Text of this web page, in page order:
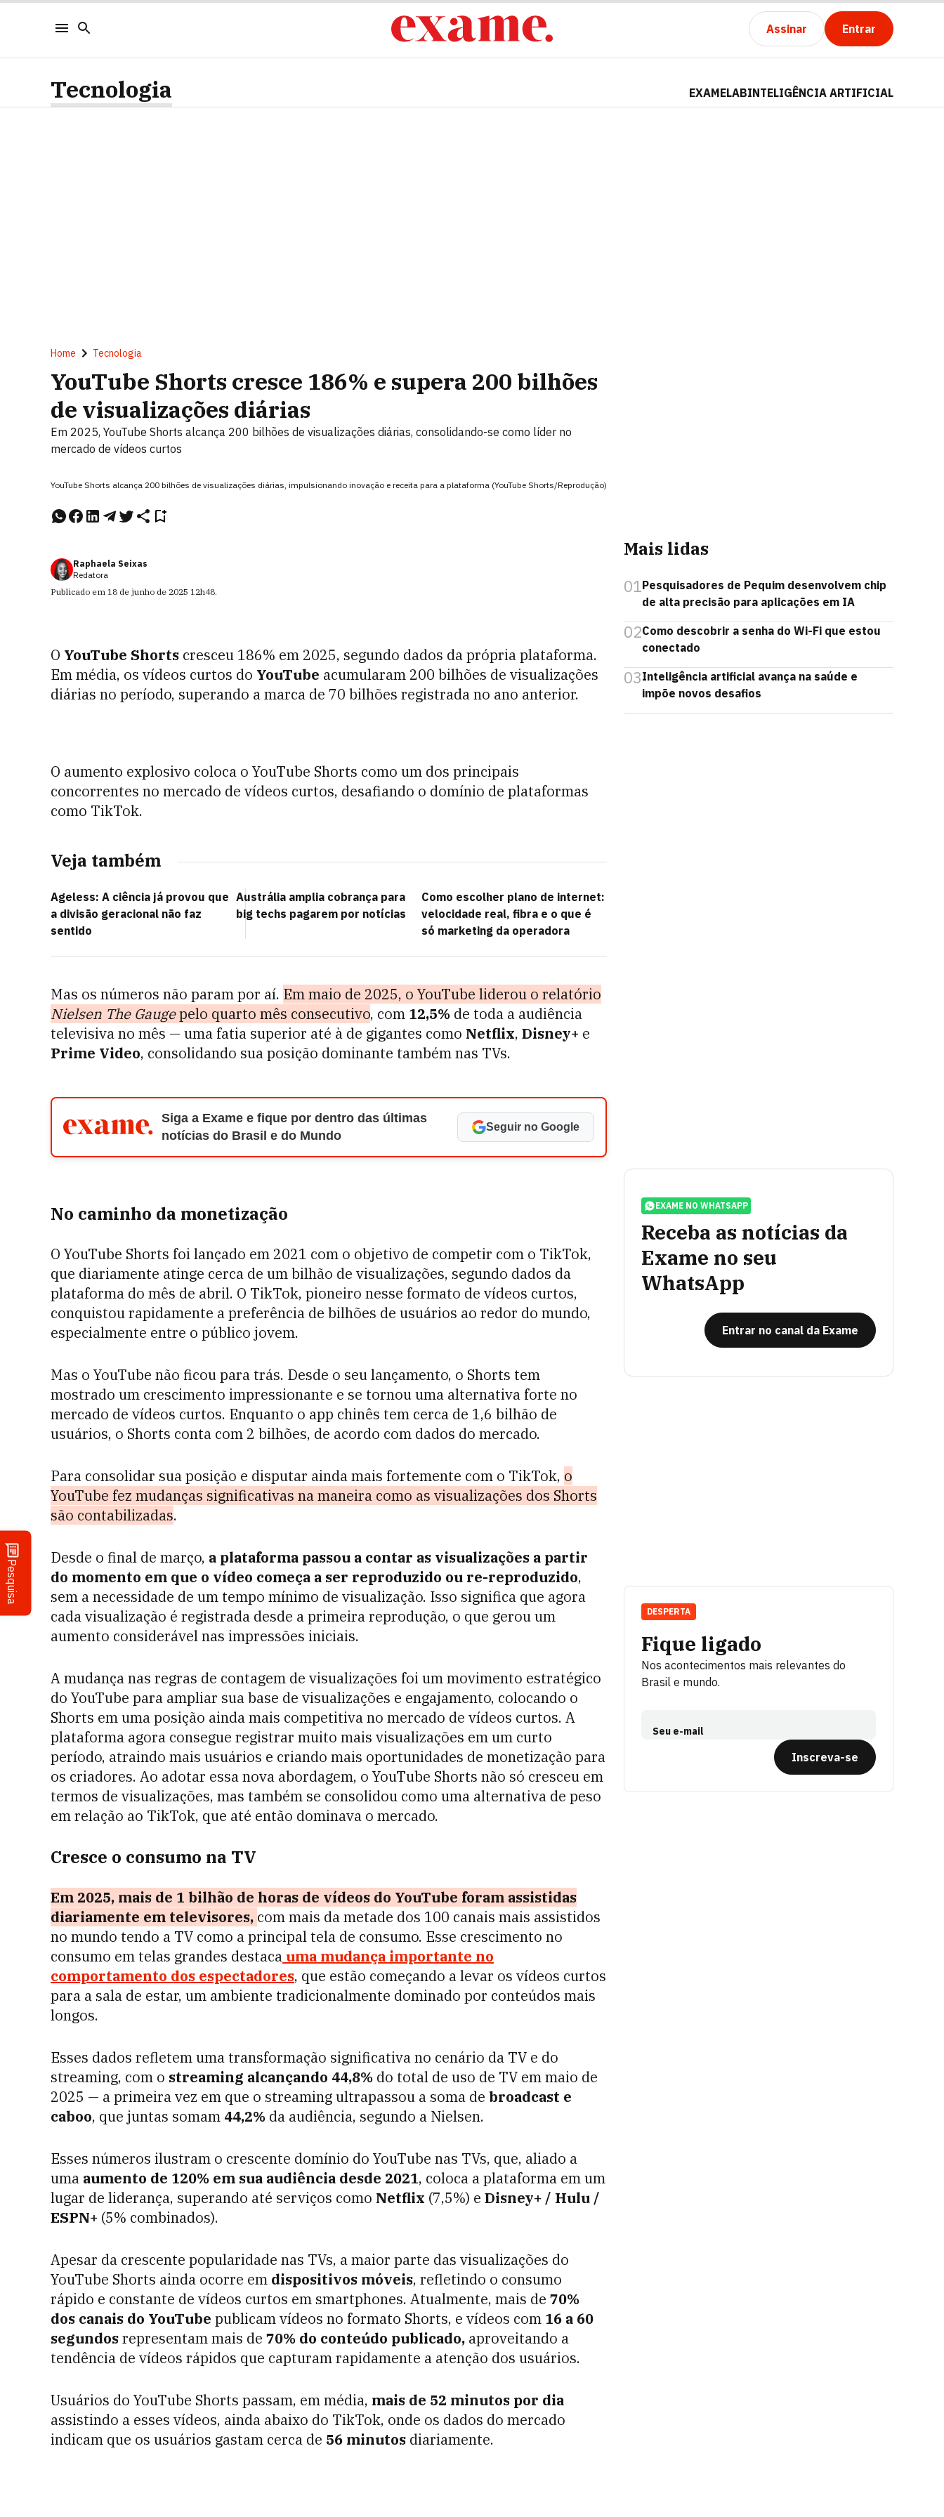
Assinar Entrar
Pesquisa
Tecnologia EXAMELABINTELIGÊNCIA ARTIFICIAL
Home Tecnologia
YouTube Shorts cresce 186% e supera 200 bilhões
de visualizações diárias
Em 2025, YouTube Shorts alcança 200 bilhões de visualizações diárias, consolidando-se como líder no
mercado de vídeos curtos
YouTube Shorts alcança 200 bilhões de visualizações diárias, impulsionando inovação e receita para a plataforma (YouTube Shorts/Reprodução)
Raphaela Seixas
Redatora
Publicado em 18 de junho de 2025 12h48.
O YouTube Shorts cresceu 186% em 2025, segundo dados da própria plataforma.
Em média, os vídeos curtos do YouTube acumularam 200 bilhões de visualizações
diárias no período, superando a marca de 70 bilhões registrada no ano anterior.
O aumento explosivo coloca o YouTube Shorts como um dos principais
concorrentes no mercado de vídeos curtos, desafiando o domínio de plataformas
como TikTok.
Veja também
Ageless: A ciência já provou que
a divisão geracional não faz
sentido
Austrália amplia cobrança para
big techs pagarem por notícias
Como escolher plano de internet:
velocidade real, fibra e o que é
só marketing da operadora
Mas os números não param por aí. Em maio de 2025, o YouTube liderou o relatório
Nielsen The Gaugepelo quarto mês consecutivo, com 12,5% de toda a audiência
televisiva no mês — uma fatia superior até à de gigantes como Netflix, Disney+ e
Prime Video, consolidando sua posição dominante também nas TVs.
Siga a Exame e fique por dentro das últimas
notícias do Brasil e do Mundo
Seguir no Google
No caminho da monetização
O YouTube Shorts foi lançado em 2021 com o objetivo de competir com o TikTok,
que diariamente atinge cerca de um bilhão de visualizações, segundo dados da
plataforma do mês de abril. O TikTok, pioneiro nesse formato de vídeos curtos,
conquistou rapidamente a preferência de bilhões de usuários ao redor do mundo,
especialmente entre o público jovem.
Mas o YouTube não ficou para trás. Desde o seu lançamento, o Shorts tem
mostrado um crescimento impressionante e se tornou uma alternativa forte no
mercado de vídeos curtos. Enquanto o app chinês tem cerca de 1,6 bilhão de
usuários, o Shorts conta com 2 bilhões, de acordo com dados do mercado.
Para consolidar sua posição e disputar ainda mais fortemente com o TikTok, o
YouTube fez mudanças significativas na maneira como as visualizações dos Shorts
são contabilizadas.
Desde o final de março, a plataforma passou a contar as visualizações a partir
do momento em que o vídeo começa a ser reproduzido ou re-reproduzido,
sem a necessidade de um tempo mínimo de visualização. Isso significa que agora
cada visualização é registrada desde a primeira reprodução, o que gerou um
aumento considerável nas impressões iniciais.
A mudança nas regras de contagem de visualizações foi um movimento estratégico
do YouTube para ampliar sua base de visualizações e engajamento, colocando o
Shorts em uma posição ainda mais competitiva no mercado de vídeos curtos. A
plataforma agora consegue registrar muito mais visualizações em um curto
período, atraindo mais usuários e criando mais oportunidades de monetização para
os criadores. Ao adotar essa nova abordagem, o YouTube Shorts não só cresceu em
termos de visualizações, mas também se consolidou como uma alternativa de peso
em relação ao TikTok, que até então dominava o mercado.
Cresce o consumo na TV
Em 2025, mais de 1 bilhão de horas de vídeos do YouTube foram assistidas
diariamente em televisores, com mais da metade dos 100 canais mais assistidos
no mundo tendo a TV como a principal tela de consumo. Esse crescimento no
consumo em telas grandes destacauma mudança importante no
comportamento dos espectadores, que estão começando a levar os vídeos curtos
para a sala de estar, um ambiente tradicionalmente dominado por conteúdos mais
longos.
Esses dados refletem uma transformação significativa no cenário da TV e do
streaming, com o streaming alcançando 44,8% do total de uso de TV em maio de
2025 — a primeira vez em que o streaming ultrapassou a soma de broadcast e
caboo, que juntas somam 44,2% da audiência, segundo a Nielsen.
Esses números ilustram o crescente domínio do YouTube nas TVs, que, aliado a
uma aumento de 120% em sua audiência desde 2021, coloca a plataforma em um
lugar de liderança, superando até serviços como Netflix (7,5%) e Disney+ / Hulu /
ESPN+ (5% combinados).
Apesar da crescente popularidade nas TVs, a maior parte das visualizações do
YouTube Shorts ainda ocorre em dispositivos móveis, refletindo o consumo
rápido e constante de vídeos curtos em smartphones. Atualmente, mais de 70%
dos canais do YouTube publicam vídeos no formato Shorts, e vídeos com 16 a 60
segundosrepresentam mais de 70% do conteúdo publicado, aproveitando a
tendência de vídeos rápidos que capturam rapidamente a atenção dos usuários.
Usuários do YouTube Shorts passam, em média, mais de 52 minutos por dia
assistindo a esses vídeos, ainda abaixo do TikTok, onde os dados do mercado
indicam que os usuários gastam cerca de 56 minutos diariamente.
Mais lidas
01Pesquisadores de Pequim desenvolvem chip
de alta precisão para aplicações em IA
02Como descobrir a senha do Wi-Fi que estou
conectado
03Inteligência artificial avança na saúde e
impõe novos desafios
EXAME NO WHATSAPP
Receba as notícias da
Exame no seu
WhatsApp
Entrar no canal da Exame
Fique ligado
Nos acontecimentos mais relevantes do
Brasil e mundo.
Seu e-mail
Inscreva-se
DESPERTA